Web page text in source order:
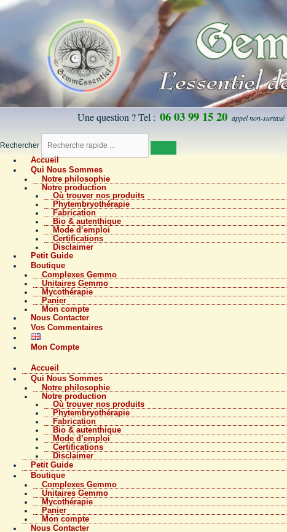
Une question ? Tel : 06 03 99 15 20 appel non-surtaxé
Rechercher
Accueil
Qui Nous Sommes
Notre philosophie
Notre production
Où trouver nos produits
Phytembryothérapie
Fabrication
Bio & autenthique
Mode d’emploi
Certifications
Disclaimer
Petit Guide
Boutique
Complexes Gemmo
Unitaires Gemmo
Mycothérapie
Panier
Mon compte
Nous Contacter
Vos Commentaires
Mon Compte
Accueil
Qui Nous Sommes
Notre philosophie
Notre production
Où trouver nos produits
Phytembryothérapie
Fabrication
Bio & autenthique
Mode d’emploi
Certifications
Disclaimer
Petit Guide
Boutique
Complexes Gemmo
Unitaires Gemmo
Mycothérapie
Panier
Mon compte
Nous Contacter